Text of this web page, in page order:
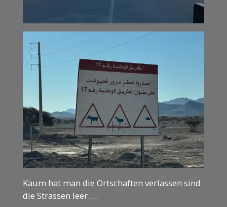
Kaum hat man die Ortschaften verlassen sind
die Strassen leer.....